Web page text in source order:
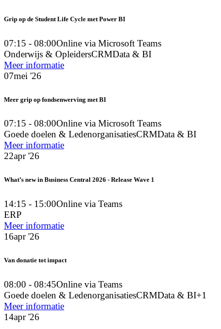
Grip op de Student Life Cycle met Power BI
07:15 - 08:00Online via Microsoft Teams
Onderwijs & OpleidersCRMData & BI
Meer informatie
07mei '26
Meer grip op fondsenwerving met BI
07:15 - 08:00Online via Microsoft Teams
Goede doelen & LedenorganisatiesCRMData & BI
Meer informatie
22apr '26
What’s new in Business Central 2026 - Release Wave 1
14:15 - 15:00Online via Teams
ERP
Meer informatie
16apr '26
Van donatie tot impact
08:00 - 08:45Online via Teams
Goede doelen & LedenorganisatiesCRMData & BI+1
Meer informatie
14apr '26